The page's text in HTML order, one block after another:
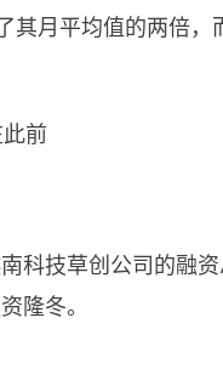
其月平均值的两倍
前
科技草创公司的融
隆冬。